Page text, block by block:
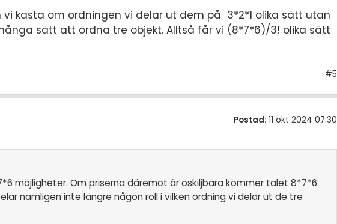
kasta om ordningen vi delar ut dem på 3*2*1 olika sätt utan
sätt att ordna tre objekt. Alltså får vi (8*7*6)/3! olika sätt
#5
Postad: 11 okt 2024 07:30
möjligheter. Om priserna däremot är oskiljbara kommer talet 8*7*6
nämligen inte längre någon roll i vilken ordning vi delar ut de tre